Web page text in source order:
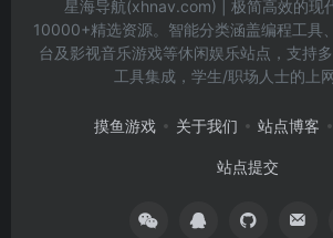
星海导航(xhnav.com) | 极简高效的现
10000+精选资源。智能分类涵盖编程工具
台及影视音乐游戏等休闲娱乐站点，支持
工具集成，学生/职场人士的上网
摸鱼游戏 关于我们 站点博客
站点提交